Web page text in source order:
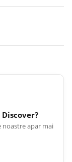
noastre apar mai